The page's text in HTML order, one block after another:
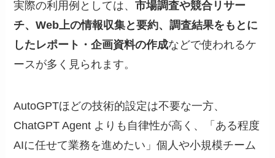
実際の利用例としては、市場調査や競合リサー
チ、Web上の情報収集と要約、調査結果をもとに
したレポート・企画資料の作成などで使われるケ
ースが多く見られます。
AutoGPTほどの技術的設定は不要な一方、
ChatGPT Agent よりも自律性が高く、「ある程度
AIに任せて業務を進めたい」個人や小規模チーム